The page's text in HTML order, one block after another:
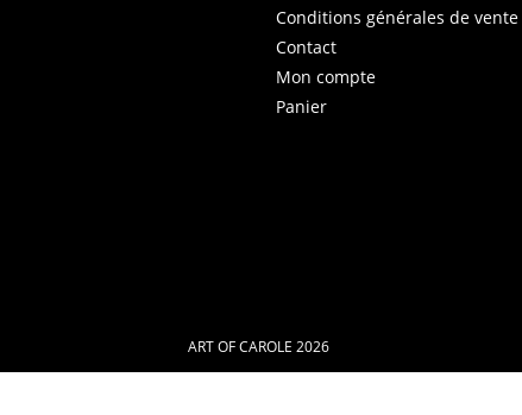
Conditions générales de vente
Contact
Mon compte
Panier
ART OF CAROLE 2026